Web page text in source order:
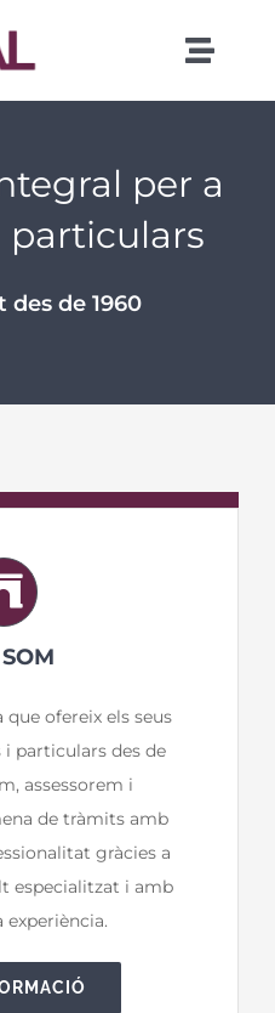
per a
particulars
de 1960
que ofereix els seus
i particulars des de
assessorem i
de tràmits amb
gràcies a
especialitzat i amb
experiència.